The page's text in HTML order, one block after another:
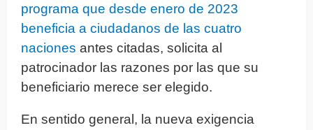
programa que desde enero de 2023
beneficia a ciudadanos de las cuatro
naciones antes citadas, solicita al
patrocinador las razones por las que su
beneficiario merece ser elegido.
En sentido general, la nueva exigencia